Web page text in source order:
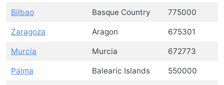
Bilbao Basque Country 775000
Zaragoza Aragon 675301
Murcia Murcia 672773
Palma Balearic Islands 550000